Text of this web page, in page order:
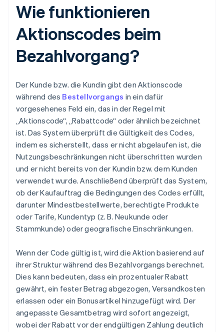
Wie funktionieren
Aktionscodes beim
Bezahlvorgang?
Der Kunde bzw. die Kundin gibt den Aktionscode
während des Bestellvorgangs in ein dafür
vorgesehenes Feld ein, das in der Regel mit
„Aktionscode“, „Rabattcode“ oder ähnlich bezeichnet
ist. Das System überprüft die Gültigkeit des Codes,
indem es sicherstellt, dass er nicht abgelaufen ist, die
Nutzungsbeschränkungen nicht überschritten wurden
und er nicht bereits von der Kundin bzw. dem Kunden
verwendet wurde. Anschließend überprüft das System,
ob der Kaufauftrag die Bedingungen des Codes erfüllt,
darunter Mindestbestellwerte, berechtigte Produkte
oder Tarife, Kundentyp (z. B. Neukunde oder
Stammkunde) oder geografische Einschränkungen.
Wenn der Code gültig ist, wird die Aktion basierend auf
ihrer Struktur während des Bezahlvorgangs berechnet.
Dies kann bedeuten, dass ein prozentualer Rabatt
gewährt, ein fester Betrag abgezogen, Versandkosten
erlassen oder ein Bonusartikel hinzugefügt wird. Der
angepasste Gesamtbetrag wird sofort angezeigt,
wobei der Rabatt vor der endgültigen Zahlung deutlich